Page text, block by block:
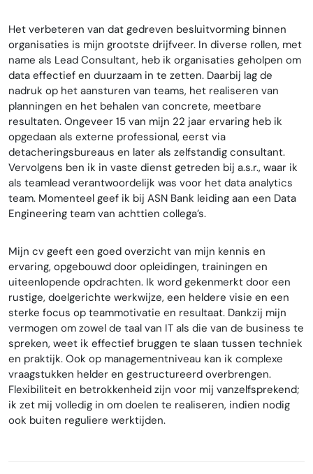
Het verbeteren van dat gedreven besluitvorming binnen
organisaties is mijn grootste drijfveer. In diverse rollen, met
name als Lead Consultant, heb ik organisaties geholpen om
data effectief en duurzaam in te zetten. Daarbij lag de
nadruk op het aansturen van teams, het realiseren van
planningen en het behalen van concrete, meetbare
resultaten. Ongeveer 15 van mijn 22 jaar ervaring heb ik
opgedaan als externe professional, eerst via
detacheringsbureaus en later als zelfstandig consultant.
Vervolgens ben ik in vaste dienst getreden bij a.s.r., waar ik
als teamlead verantwoordelijk was voor het data analytics
team. Momenteel geef ik bij ASN Bank leiding aan een Data
Engineering team van achttien collega’s.
Mijn cv geeft een goed overzicht van mijn kennis en
ervaring, opgebouwd door opleidingen, trainingen en
uiteenlopende opdrachten. Ik word gekenmerkt door een
rustige, doelgerichte werkwijze, een heldere visie en een
sterke focus op teammotivatie en resultaat. Dankzij mijn
vermogen om zowel de taal van IT als die van de business te
spreken, weet ik effectief bruggen te slaan tussen techniek
en praktijk. Ook op managementniveau kan ik complexe
vraagstukken helder en gestructureerd overbrengen.
Flexibiliteit en betrokkenheid zijn voor mij vanzelfsprekend;
ik zet mij volledig in om doelen te realiseren, indien nodig
ook buiten reguliere werktijden.